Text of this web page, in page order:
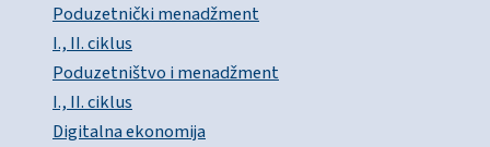
Poduzetnički menadžment
I., II. ciklus
Poduzetništvo i menadžment
I., II. ciklus
Digitalna ekonomija